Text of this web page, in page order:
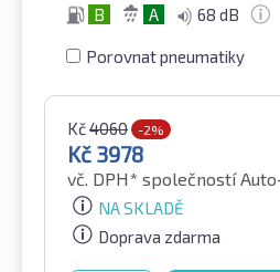
B A 68 dB
Porovnat pneumatiky
Kč4060 -2%
Kč 3978
vč. DPH* společností
NA SKLADĚ
Doprava zdarma